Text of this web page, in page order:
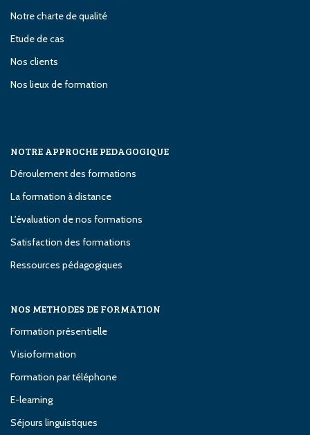
Notre charte de qualité
Etude de cas
Nos clients
Nos lieux de formation
NOTRE APPROCHE PEDAGOGIQUE
Déroulement des formations
La formation à distance
L'évaluation de nos formations
Satisfaction des formations
Ressources pédagogiques
NOS METHODES DE FORMATION
Formation présentielle
Visioformation
Formation par téléphone
E-learning
Séjours linguistiques